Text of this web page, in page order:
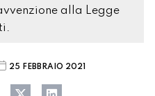
alla Legge
25 FEBBRAIO 2021